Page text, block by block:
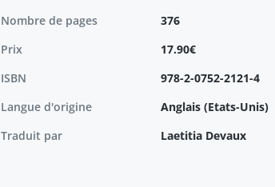
Nombre de pages
376
Prix
17.90€
ISBN
978-2-0752-2121-4
Langue d'origine
Anglais (Etats-Unis)
Traduit par
Laetitia Devaux